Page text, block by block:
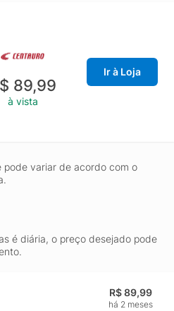
89,99
à vista
Ir à Loja
pode variar de acordo com o
é diária, o preço desejado pode
R$ 89,99
há 2 meses